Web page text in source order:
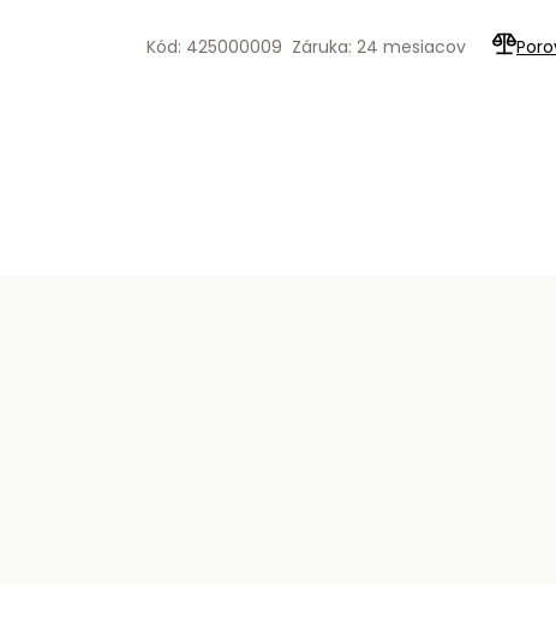
Kód: 425000009 Záruka: 24 mesiacov